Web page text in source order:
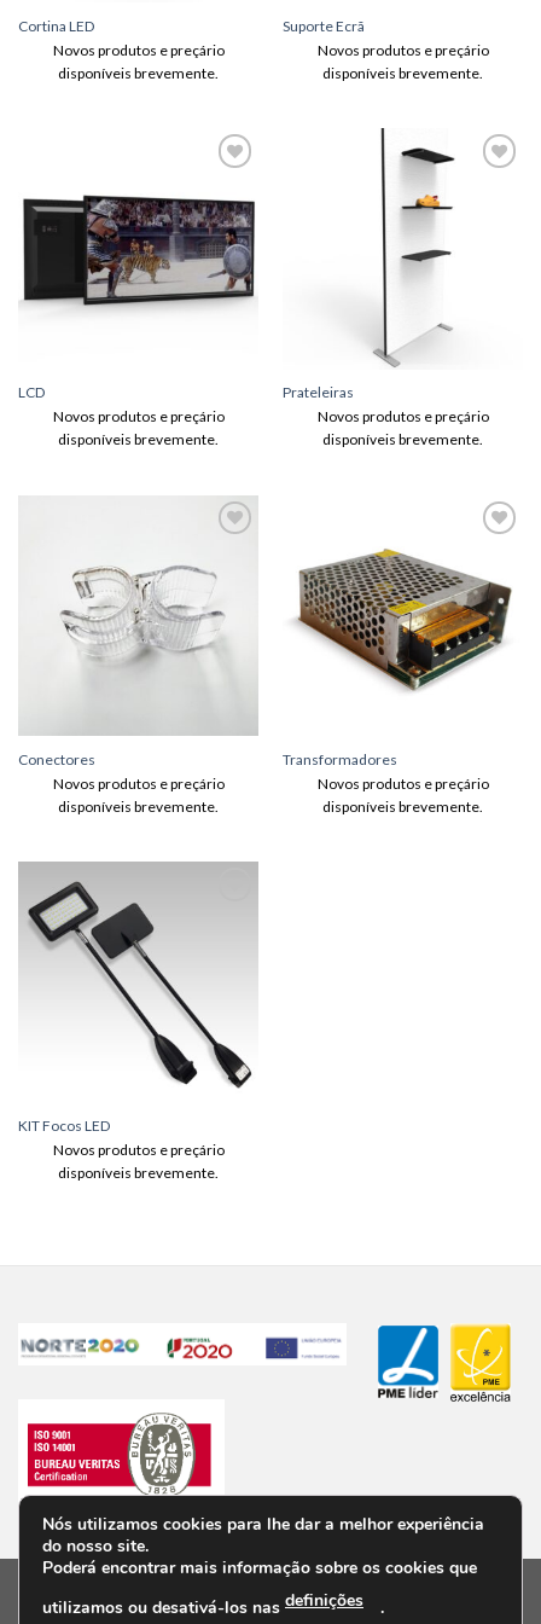
Cortina LED
Novos produtos e preçário
disponíveis brevemente.
Suporte Ecrã
Novos produtos e preçário
disponíveis brevemente.
aos meus
desejos
LCD
Novos produtos e preçário
disponíveis brevemente.
Prateleiras
Novos produtos e preçário
disponíveis brevemente.
aos meus
desejos
Conectores
Novos produtos e preçário
disponíveis brevemente.
desejos
Transformadores
Novos produtos e preçário
disponíveis brevemente.
KIT Focos LED
Novos produtos e preçário
disponíveis brevemente.
Nós utilizamos cookies para lhe dar a melhor experiência
do nosso site.
Poderá encontrar mais informação sobre os cookies que
utilizamos ou desativá-los nas definições .